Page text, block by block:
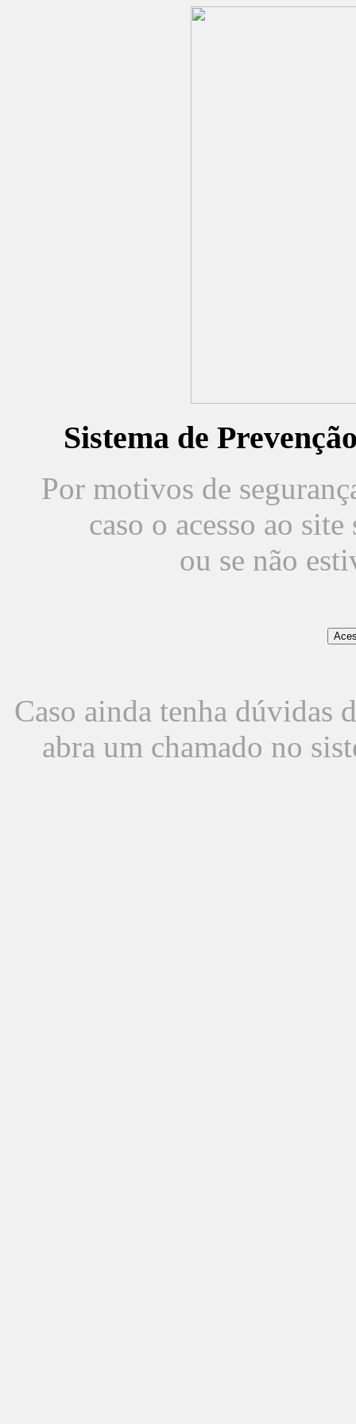
Sistema de
Por motivos de
caso o acesso ao
ou se não
Caso ainda tenha dúvidas
abra um chamado no